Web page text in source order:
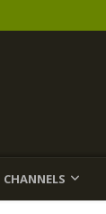
CHANNELS